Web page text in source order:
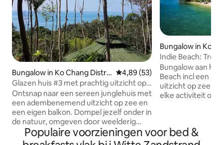
Bungalow in Ko Chang Distric
t
Gemiddelde beoordeling van
4,89 (53)
Glazen huis #3 met prachtig uitzicht op
zee
Ontsnap naar een sereen junglehuis met
een adembenemend uitzicht op zee en
een eigen balkon. Dompel jezelf onder in
de natuur, omgeven door weelderig
groen en de rustgevende geluiden van
wilde dieren. Perfect om te ontspannen,
Bungalow in Ko
Indie Beach:
geweldig uitzicht
Bungalow aan het
Beach incl een
uitzicht op zee
elke activiteit of
10 meter van het
snorkelen,
Populaire voorzieningen voor bed &